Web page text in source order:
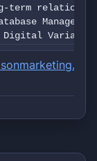
Digital
level
to